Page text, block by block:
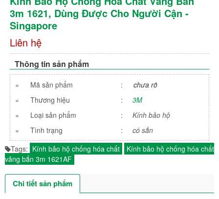
3m 1621, Dùng Được Cho Người Cận -
Singapore
Liên hệ
Thông tin sản phẩm
» Mã sản phẩm :
chưa rõ
»
Thương hiệu :
3M
»
Loại sản phẩm :
Kính bảo hộ
»
Tình trạng :
có sẳn
Tags: Kính bảo hộ chống hóa chất
Kính bảo hộ chống hóa chất
văng bắn 3m 1621AF
Chi tiết sản phẩm